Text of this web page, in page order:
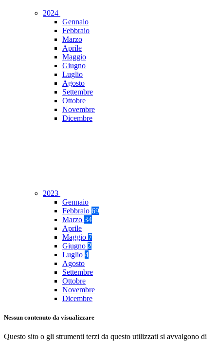
2024
Gennaio
Febbraio
Marzo
Aprile
Maggio
Giugno
Luglio
Agosto
Settembre
Ottobre
Novembre
Dicembre
2023
Gennaio
Febbraio 69
Marzo 34
Aprile
Maggio 7
Giugno 2
Luglio 4
Agosto
Settembre
Ottobre
Novembre
Dicembre
Nessun contenuto da visualizzare
Questo sito o gli strumenti terzi da questo utilizzati si avvalgono di